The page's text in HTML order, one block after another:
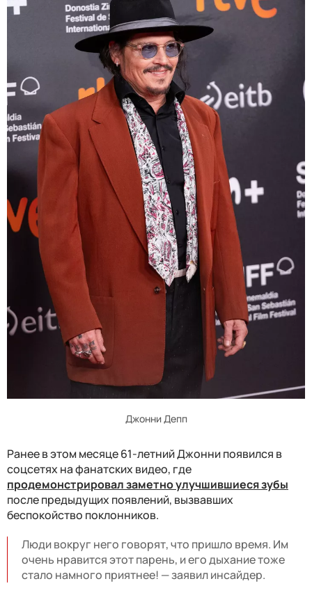
Джонни Депп
Ранее в этом месяце 61-летний Джонни появился в
соцсетях на фанатских видео, где
продемонстрировал заметно улучшившиеся зубы
после предыдущих появлений, вызвавших
беспокойство поклонников.
Люди вокруг него говорят, что пришло время. Им
очень нравится этот парень, и его дыхание тоже
стало намного приятнее! — заявил инсайдер.